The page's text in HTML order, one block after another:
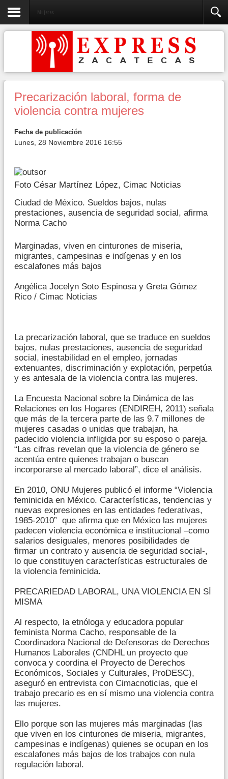
Mujeres
Precarización laboral, forma de
violencia contra mujeres
Fecha de publicación
Lunes, 28 Noviembre 2016 16:55
Foto César Martínez López, Cimac Noticias
Ciudad de México. Sueldos bajos, nulas
prestaciones, ausencia de seguridad social, afirma
Norma Cacho
Marginadas, viven en cinturones de miseria,
migrantes, campesinas e indígenas y en los
escalafones más bajos
Angélica Jocelyn Soto Espinosa y Greta Gómez
Rico / Cimac Noticias
La precarización laboral, que se traduce en sueldos
bajos, nulas prestaciones, ausencia de seguridad
social, inestabilidad en el empleo, jornadas
extenuantes, discriminación y explotación, perpetúa
y es antesala de la violencia contra las mujeres.
La Encuesta Nacional sobre la Dinámica de las
Relaciones en los Hogares (ENDIREH, 2011) señala
que más de la tercera parte de las 9.7 millones de
mujeres casadas o unidas que trabajan, ha
padecido violencia infligida por su esposo o pareja.
“Las cifras revelan que la violencia de género se
acentúa entre quienes trabajan o buscan
incorporarse al mercado laboral”, dice el análisis.
En 2010, ONU Mujeres publicó el informe “Violencia
feminicida en México. Características, tendencias y
nuevas expresiones en las entidades federativas,
1985-2010” que afirma que en México las mujeres
padecen violencia económica e institucional –como
salarios desiguales, menores posibilidades de
firmar un contrato y ausencia de seguridad social-,
lo que constituyen características estructurales de
la violencia feminicida.
PRECARIEDAD LABORAL, UNA VIOLENCIA EN SÍ
MISMA
Al respecto, la etnóloga y educadora popular
feminista Norma Cacho, responsable de la
Coordinadora Nacional de Defensoras de Derechos
Humanos Laborales (CNDHL un proyecto que
convoca y coordina el Proyecto de Derechos
Económicos, Sociales y Culturales, ProDESC),
aseguró en entrevista con Cimacnoticias, que el
trabajo precario es en sí mismo una violencia contra
las mujeres.
Ello porque son las mujeres más marginadas (las
que viven en los cinturones de miseria, migrantes,
campesinas e indígenas) quienes se ocupan en los
escalafones más bajos de los trabajos con nula
regulación laboral.